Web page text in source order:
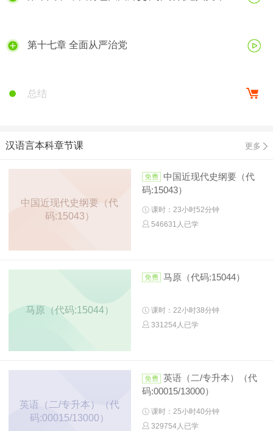
第十七章 全面从严治党
总结
汉语言本科章节课 更多
中国近现代史纲要（代
码:15043）
中国近现代史纲要（代
码:15043）
课时：23小时52分钟
546631人已学
马原（代码:15044）
马原（代码:15044）
课时：22小时38分钟
331254人已学
英语（二/专升本）（代
码:00015/13000）
英语（二/专升本）（代
码:00015/13000）
课时：25小时40分钟
329754人已学